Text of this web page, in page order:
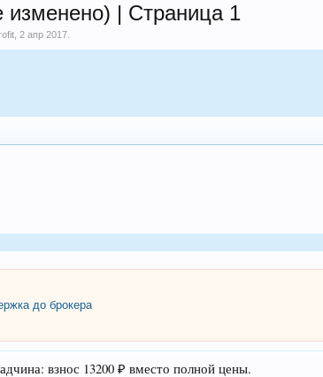
изменено) | Страница 1
,2 апр 2017
до брокера
взнос 13200 ₽ вместо полной цены.